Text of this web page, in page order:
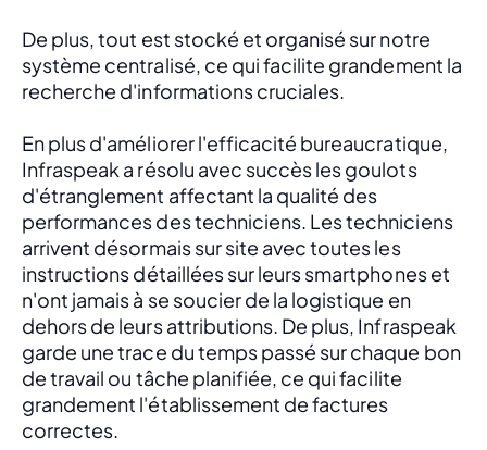
De plus, tout est stocké et organisé sur notre
système centralisé, ce qui facilite grandement la
recherche d'informations cruciales.
En plus d'améliorer l'efficacité bureaucratique,
Infraspeak a résolu avec succès les goulots
d'étranglement affectant la qualité des
performances des techniciens. Les techniciens
arrivent désormais sur site avec toutes les
instructions détaillées sur leurs smartphones et
n'ont jamais à se soucier de la logistique en
dehors de leurs attributions. De plus, Infraspeak
garde une trace du temps passé sur chaque bon
de travail ou tâche planifiée, ce qui facilite
grandement l'établissement de factures
correctes.